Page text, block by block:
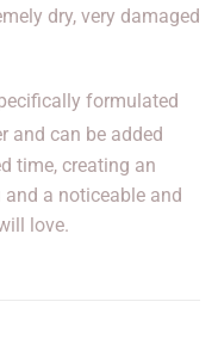
dry, very damaged
formulated
and can be added
time, creating an
a noticeable and
love.